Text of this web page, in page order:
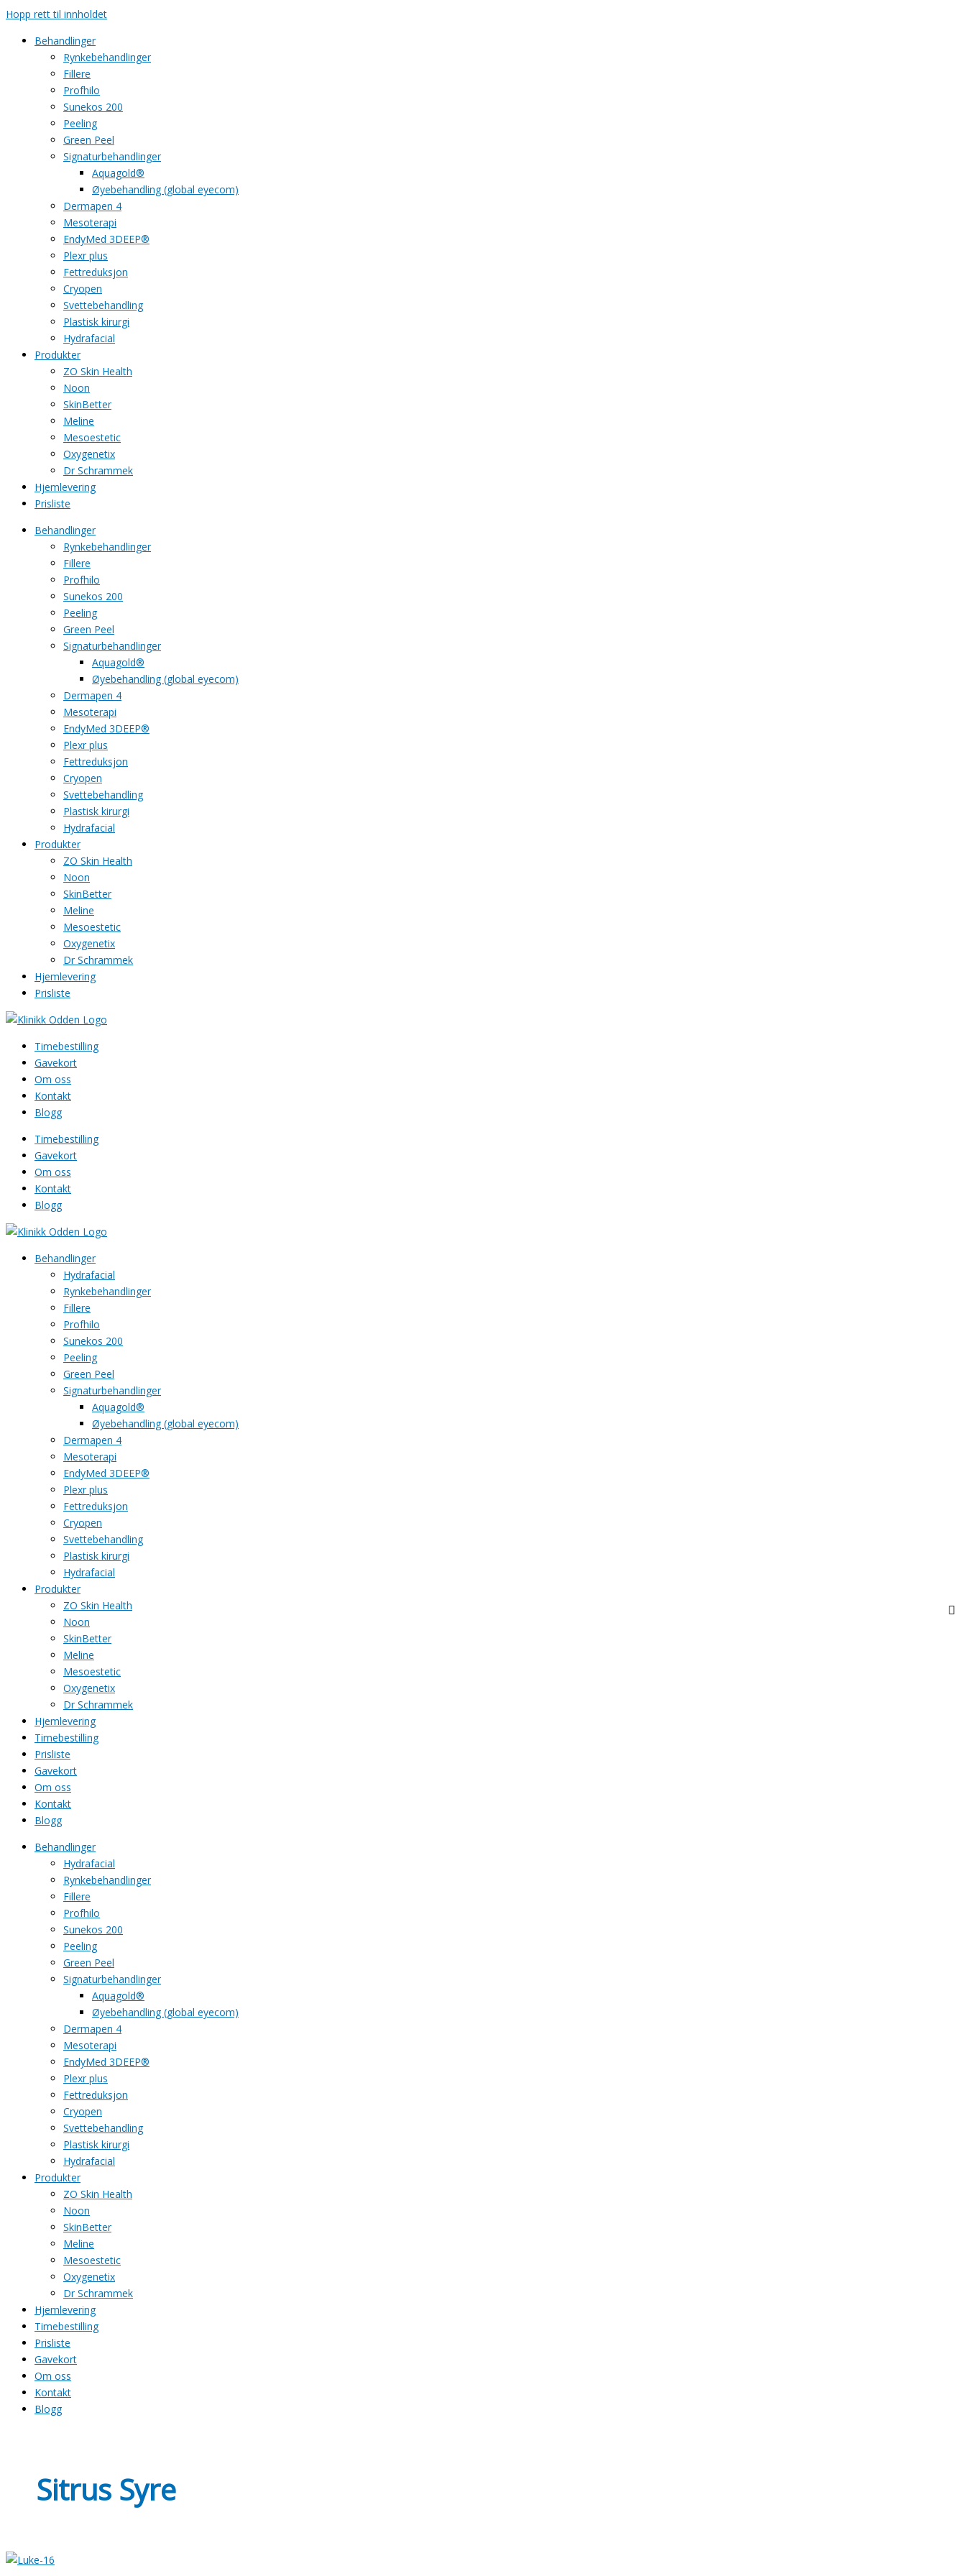
Hopp rett til innholdet
Behandlinger
Rynkebehandlinger
Fillere
Profhilo
Sunekos 200
Peeling
Green Peel
Signaturbehandlinger
Aquagold®
Øyebehandling (global eyecom)
Dermapen 4
Mesoterapi
EndyMed 3DEEP®
Plexr plus
Fettreduksjon
Cryopen
Svettebehandling
Plastisk kirurgi
Hydrafacial
Produkter
ZO Skin Health
Noon
SkinBetter
Meline
Mesoestetic
Oxygenetix
Dr Schrammek
Hjemlevering
Prisliste
Behandlinger
Rynkebehandlinger
Fillere
Profhilo
Sunekos 200
Peeling
Green Peel
Signaturbehandlinger
Aquagold®
Øyebehandling (global eyecom)
Dermapen 4
Mesoterapi
EndyMed 3DEEP®
Plexr plus
Fettreduksjon
Cryopen
Svettebehandling
Plastisk kirurgi
Hydrafacial
Produkter
ZO Skin Health
Noon
SkinBetter
Meline
Mesoestetic
Oxygenetix
Dr Schrammek
Hjemlevering
Prisliste
Timebestilling
Gavekort
Om oss
Kontakt
Blogg
Timebestilling
Gavekort
Om oss
Kontakt
Blogg
Behandlinger
Hydrafacial
Rynkebehandlinger
Fillere
Profhilo
Sunekos 200
Peeling
Green Peel
Signaturbehandlinger
Aquagold®
Øyebehandling (global eyecom)
Dermapen 4
Mesoterapi
EndyMed 3DEEP®
Plexr plus
Fettreduksjon
Cryopen
Svettebehandling
Plastisk kirurgi
Hydrafacial
Produkter
ZO Skin Health
Noon
SkinBetter
Meline
Mesoestetic
Oxygenetix
Dr Schrammek
Hjemlevering
Timebestilling
Prisliste
Gavekort
Om oss
Kontakt
Blogg
Behandlinger
Hydrafacial
Rynkebehandlinger
Fillere
Profhilo
Sunekos 200
Peeling
Green Peel
Signaturbehandlinger
Aquagold®
Øyebehandling (global eyecom)
Dermapen 4
Mesoterapi
EndyMed 3DEEP®
Plexr plus
Fettreduksjon
Cryopen
Svettebehandling
Plastisk kirurgi
Hydrafacial
Produkter
ZO Skin Health
Noon
SkinBetter
Meline
Mesoestetic
Oxygenetix
Dr Schrammek
Hjemlevering
Timebestilling
Prisliste
Gavekort
Om oss
Kontakt
Blogg
Sitrus Syre